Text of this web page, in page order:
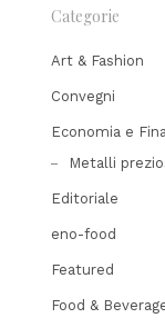
Categorie
Art & Fashion
Convegni
Economia e
Metalli
Editoriale
eno-food
Featured
Food &